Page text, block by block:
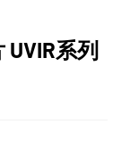
UVIR系列